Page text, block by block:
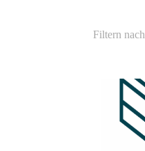
Filtern nach